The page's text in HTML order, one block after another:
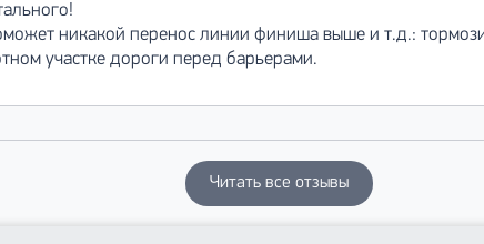
никакой перенос линии финиша выше и т.д.:
участке дороги перед барьерами.
Читать все отзывы